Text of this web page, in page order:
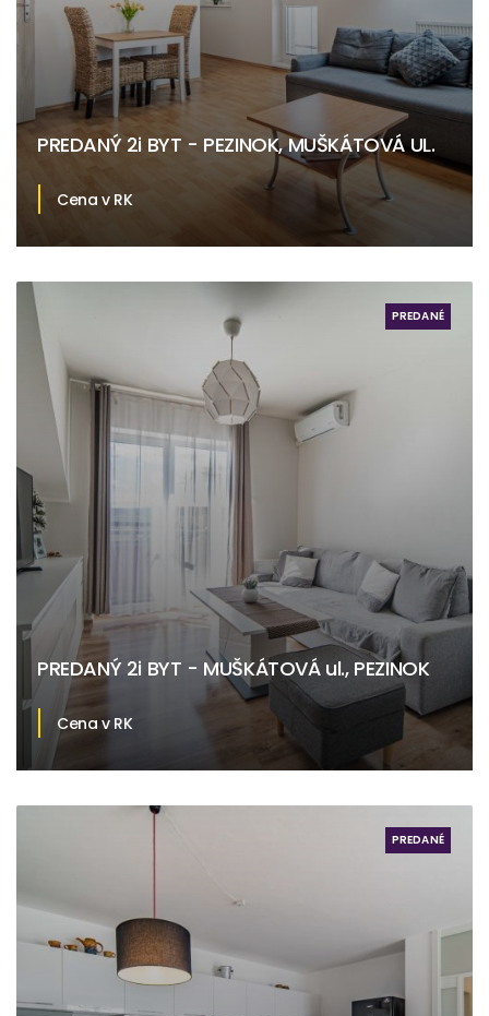
PREDANÝ 2i BYT - PEZINOK, MUŠKÁTOVÁ UL.
Cena v RK
PREDANÉ
PREDANÝ 2i BYT - MUŠKÁTOVÁ ul., PEZINOK
Cena v RK
PREDANÉ